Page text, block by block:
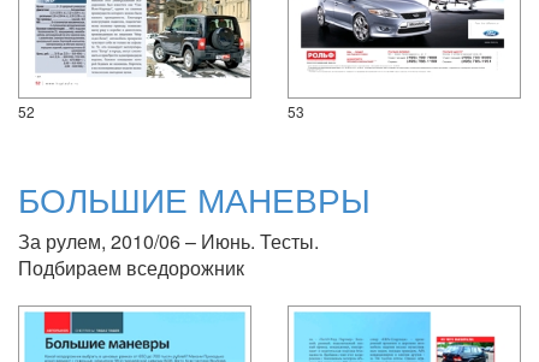
52 53
БОЛЬШИЕ МАНЕВРЫ
За рулем, 2010/06 – Июнь. Тесты.
Подбираем вседорожник